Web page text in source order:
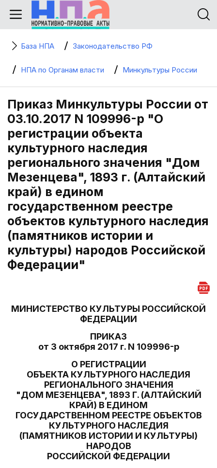
База НПА Законодательство РФ
НПА по Органам власти Минкультуры России
Приказ Минкультуры России от
03.10.2017 N 109996-р "О
регистрации объекта
культурного наследия
регионального значения "Дом
Мезенцева", 1893 г. (Алтайский
край) в едином
государственном реестре
объектов культурного наследия
(памятников истории и
культуры) народов Российской
Федерации"
МИНИСТЕРСТВО КУЛЬТУРЫ РОССИЙСКОЙ
ФЕДЕРАЦИИ
ПРИКАЗ
от 3 октября 2017 г. N 109996-р
О РЕГИСТРАЦИИ
ОБЪЕКТА КУЛЬТУРНОГО НАСЛЕДИЯ
РЕГИОНАЛЬНОГО ЗНАЧЕНИЯ
"ДОМ МЕЗЕНЦЕВА", 1893 Г. (АЛТАЙСКИЙ
КРАЙ) В ЕДИНОМ
ГОСУДАРСТВЕННОМ РЕЕСТРЕ ОБЪЕКТОВ
КУЛЬТУРНОГО НАСЛЕДИЯ
(ПАМЯТНИКОВ ИСТОРИИ И КУЛЬТУРЫ)
НАРОДОВ
РОССИЙСКОЙ ФЕДЕРАЦИИ